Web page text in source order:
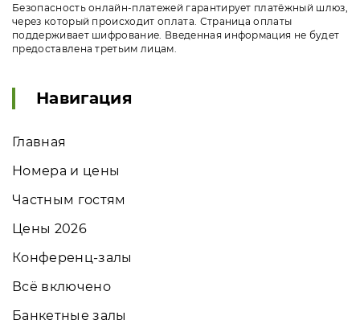
Безопасность онлайн-платежей гарантирует платёжный шлюз,
через который происходит оплата. Страница оплаты
поддерживает шифрование. Введенная информация не будет
предоставлена третьим лицам.
Навигация
Главная
Номера и цены
Частным гостям
Цены 2026
Конференц-залы
Всё включено
Банкетные залы